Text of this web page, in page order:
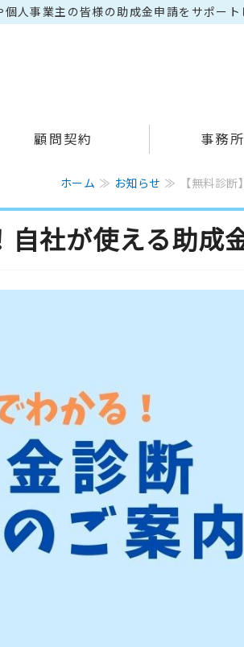
県金沢市≫助成金に
人事業主の皆様の助成金申請をサポー
顧問契約 事務
ホーム ≫ お知らせ ≫ 【無料診断
自社が使える助成